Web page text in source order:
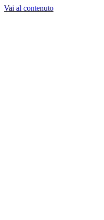
Vai al contenuto